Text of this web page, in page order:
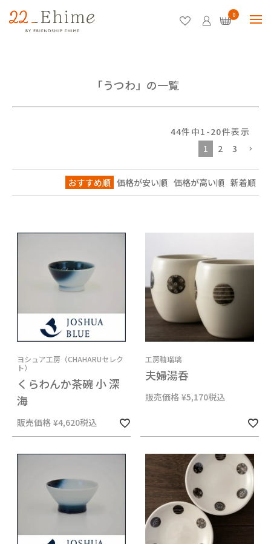
0
「うつわ」の一覧
おすすめ順 価格が安い順 価格が高い順 新着順
44件中1 -20件表示
1
2 3
ヨシュア工房（CHAHARUセレク
ト）
くらわんか茶碗 小 深
海
販売価格 ¥4,620税込
工房釉瑠璃
夫婦湯呑
販売価格 ¥5,170税込